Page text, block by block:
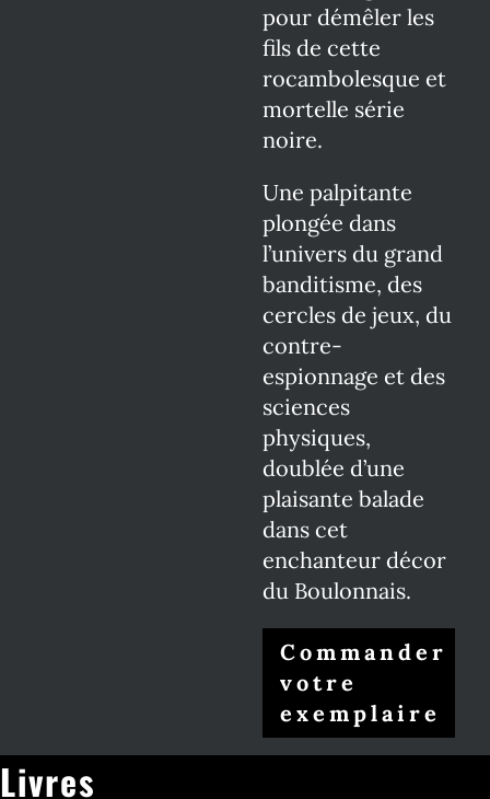
pour démêler les
fils de cette
rocambolesque et
mortelle série
noire.
Une palpitante
plongée dans
l’univers du grand
banditisme, des
cercles de jeux, du
contre-
espionnage et des
sciences
physiques,
doublée d’une
plaisante balade
dans cet
enchanteur décor
du Boulonnais.
Commander
votre
exemplaire
Livres